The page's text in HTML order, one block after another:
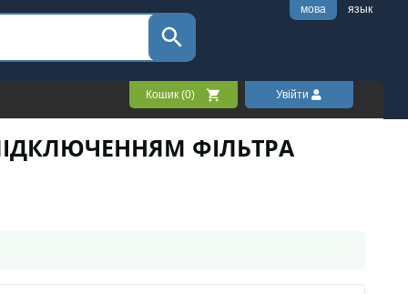
мова язык
Кошик (0) Увійти
ФІЛЬТРА